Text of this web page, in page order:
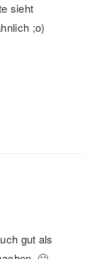
sieht
;o)
gut als